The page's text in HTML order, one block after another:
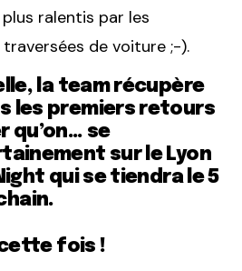
ralentis par les
de voiture ;-).
la team récupère
les premiers retours
qu’on… se
sur le Lyon
qui se tiendra le 5
cette fois !